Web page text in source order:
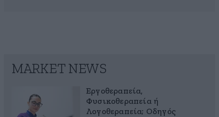
MARKET NEWS
Εργοθεραπεία,
Φυσικοθεραπεία ή
Λογοθεραπεία; Οδηγός